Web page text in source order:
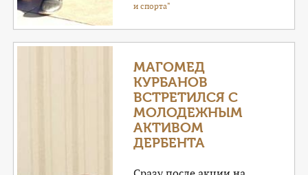
и спорта"
МАГОМЕД
КУРБАНОВ
ВСТРЕТИЛСЯ С
МОЛОДЕЖНЫМ
АКТИВОМ
ДЕРБЕНТА